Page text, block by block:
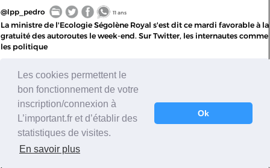
@lpp_pedro 11 ans
La ministre de l'Ecologie Ségolène Royal s'est dit ce mardi favorable à la
gratuité des autoroutes le week-end. Sur Twitter, les internautes comme
les politique
TECH
Dropbox :
7 millions de mots de
passe volés, à qui la faute?
@florencesantrot
6â€‰937â€‰081. Tel est le nombre très précis d'identifiants et de mots
Les cookies permettent le
bon fonctionnement de votre
inscription/connexion à
L’important.fr et d’établir des
statistiques de visites.
En savoir plus
Ok